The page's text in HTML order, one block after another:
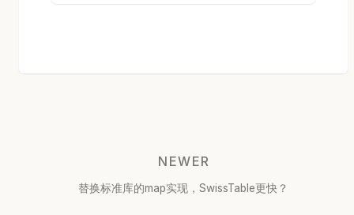
NEWER
替换标准库的map实现，SwissTable更快？